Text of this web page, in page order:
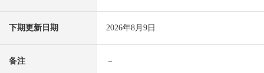
下期更新日期 2026年8月9日
备注 －